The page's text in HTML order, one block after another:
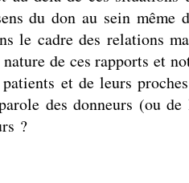
du don au sein même
le cadre des relations
de ces rapports et
et de leurs
des donneurs (ou
?